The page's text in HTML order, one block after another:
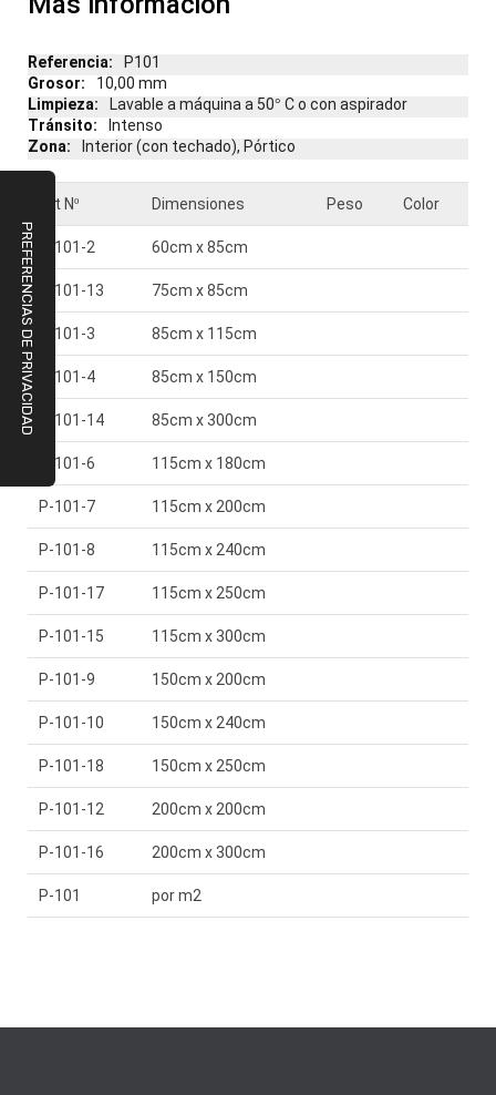
Más
información
P101
10,00 mm
Lavable a máquina a 50° C o con aspirador
Intenso
Interior (con techado), Pórtico
Art Nº Dimensiones Peso Color
P-101-2 60cm x 85cm
P-101-13 75cm x 85cm
P-101-3 85cm x 115cm
P-101-4 85cm x 150cm
P-101-14 85cm x 300cm
P-101-6 115cm x 180cm
P-101-7 115cm x 200cm
P-101-8 115cm x 240cm
P-101-17 115cm x 250cm
P-101-15 115cm x 300cm
P-101-9 150cm x 200cm
P-101-10 150cm x 240cm
P-101-18 150cm x 250cm
P-101-12 200cm x 200cm
P-101-16 200cm x 300cm
P-101 por m2